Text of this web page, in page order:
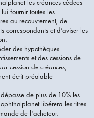
les créances cédées
fournir toutes les
au recouvrement, de
correspondants et d’aviser les
des hypothèques
et des cessions de
cession de créances,
écrit préalable
de plus de 10% les
libérera les titres
de l'acheteur.